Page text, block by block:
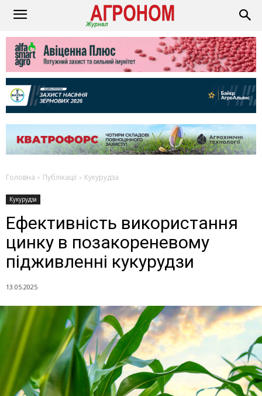
Головна Публікації Кукурудза
Кукурудза
Ефективність використання
цинку в позакореневому
підживленні кукурудзи
13.05.2025